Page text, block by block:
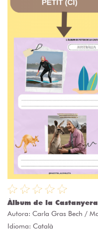
Àlbum de la Castanyera
Autora: Carla Gras Bech /
Idioma: Català